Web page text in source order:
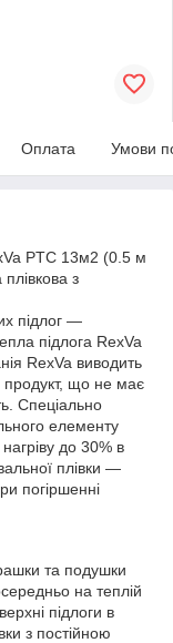
Оплата Умови
PTC 13м2 (0.5 м
з
підлог —
підлога RexVa
RexVa виводить
що не має
Спеціально
елементу
до 30% в
плівки —
погіршенні
та подушки
на теплій
підлоги в
з постійною